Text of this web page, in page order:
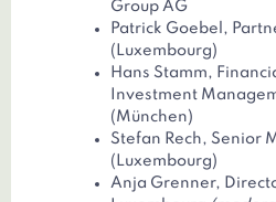
Group AG
Patrick Goebel,
(Luxembourg)
Hans Stamm,
Investment
(München)
Stefan Rech, Senior
(Luxembourg)
Anja Grenner,